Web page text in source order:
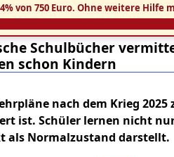
von 750 Euro. Ohne weitere Hilfe
Schulbücher
schon Kindern
nach dem Krieg
ist. Schüler lernen nicht
als Normalzustand darstellt.